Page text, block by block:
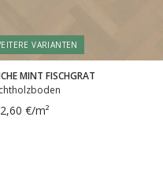
VARIANTEN
MINT FISCHGRAT
€/m²